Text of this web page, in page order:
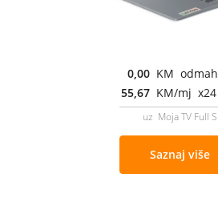
0,00 KM odmah
55,67 KM/mj x24
uz Moja TV Full S
Saznaj više